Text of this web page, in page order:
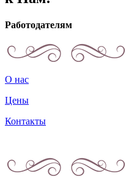
Работодателям
О нас
Цены
Контакты